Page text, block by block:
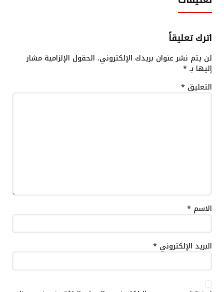
اترك تعليقاً
لن يتم نشر عنوان بريدك الإلكتروني. الحقول الإلزامية مشار
إليها بـ*
التعليق *
الاسم *
البريد الإلكتروني *